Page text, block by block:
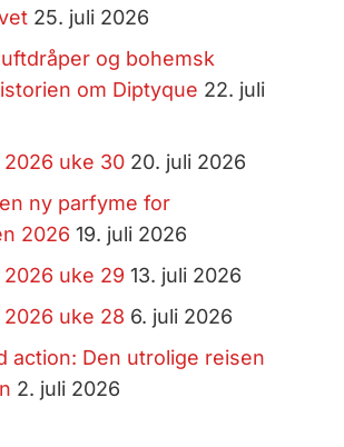
25. juli 2026
og bohemsk
om Diptyque 22. juli
2026 uke 30 20. juli 2026
ny parfyme for
2026 19. juli 2026
uke 29 13. juli 2026
uke 28 6. juli 2026
action: Den utrolige reisen
2. juli 2026